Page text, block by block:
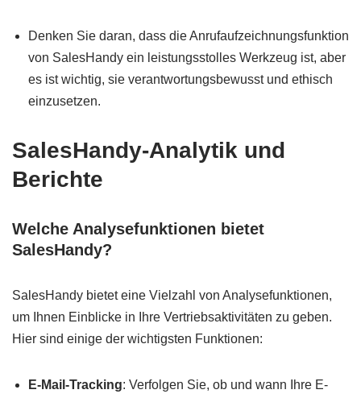
Denken Sie daran, dass die Anrufaufzeichnungsfunktion
von SalesHandy ein leistungsstolles Werkzeug ist, aber
es ist wichtig, sie verantwortungsbewusst und ethisch
einzusetzen.
SalesHandy-Analytik und
Berichte
Welche Analysefunktionen bietet
SalesHandy?
SalesHandy bietet eine Vielzahl von Analysefunktionen,
um Ihnen Einblicke in Ihre Vertriebsaktivitäten zu geben.
Hier sind einige der wichtigsten Funktionen:
E-Mail-Tracking: Verfolgen Sie, ob und wann Ihre E-